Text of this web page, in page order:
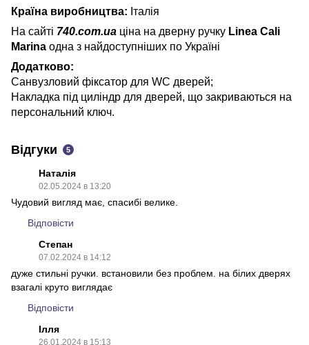
Країна виробництва: Італія
На сайті 740.com.ua ціна на дверну ручку Linea Cali
Marina одна з найдоступніших по Україні
Додатково:
Санвузловий фіксатор для WC дверей;
Накладка під циліндр для дверей, що закриваються на
персональний ключ.
Відгуки 5
Наталія
02.05.2024 в 13:20
Чудовий вигляд має, спасибі велике.
Відповісти
Степан
07.02.2024 в 14:12
дуже стильні ручки. встановили без проблем. на білих дверях
взагалі круто виглядає
Відповісти
Ілля
26.01.2024 в 15:13